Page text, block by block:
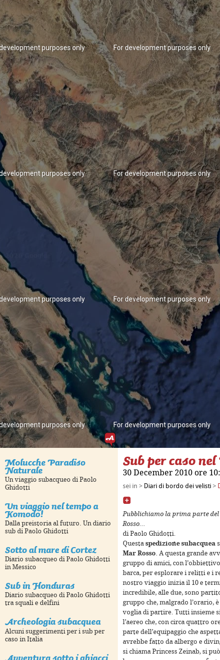
For development purposes only
purposes only
purposes only
For development purposes only
purposes only For development purposes only
purposes only For development purposes only
purposes only For development purposes only
Molucche Paradiso
Naturale
Un viaggio subacqueo di Paolo
Ghidotti
Un viaggio nel tempo a
Komodo!
Dalla preistoria al futuro. Un diario
sub di Paolo Ghidotti
Sotto al mare di Cortez
Diario subacqueo di Paolo Ghidotti
in Messico
Sub in Honduras
Diario subacqueo di Paolo Ghidotti
tra squali e delfini
Archeologia subacquea
Alcuni suggerimenti per i sub per
caso in Italia
Sub per caso
30 December 2010 ore
sei in > Diari di bordo dei velisti >
Pubblichiamo la prima parte
Rosso...
di Paolo Ghidotti.
Questa spedizione subacquea
Mar Rosso . A questa grande
gruppo di amici, con
barca, per esplorare i relitti e i
nostro viaggio inizia il 10 e
incredibile, alle due, sono
gruppo che, malgrado l’orario,
voglia di partire. Tutti insieme
l’aereo che, con circa quattro
parte dell’equipaggio che
avrebbe fatto da albergo e
si chiama Princess Zeinab, si